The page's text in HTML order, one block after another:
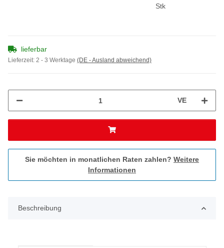
Stk
lieferbar
Lieferzeit: 2 - 3 Werktage (DE - Ausland abweichend)
VE
Sie möchten in monatlichen Raten zahlen? Weitere
Informationen
Beschreibung